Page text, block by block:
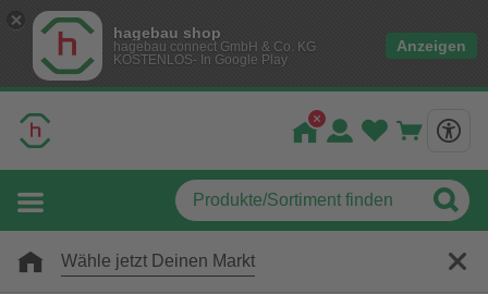
hagebau shop
hagebau connect GmbH & Co. KG
KOSTENLOS- In Google Play
Anzeigen
Wähle jetzt Deinen Markt